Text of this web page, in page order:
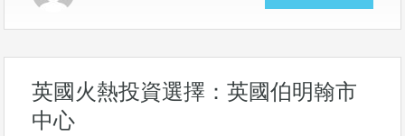
英國火熱投資選擇：英國伯明翰市
中心